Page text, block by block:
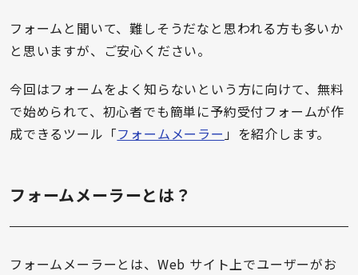
フォームと聞いて、難しそうだなと思われる方も多いか
と思いますが、ご安心ください。
今回はフォームをよく知らないという方に向けて、無料
で始められて、初心者でも簡単に予約受付フォームが作
成できるツール「フォームメーラー」を紹介します。
フォームメーラーとは？
フォームメーラーとは、Web サイト上でユーザーがお